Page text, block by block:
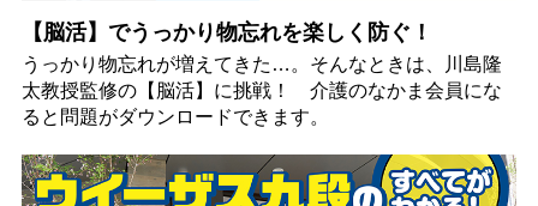
【脳活】でうっかり物忘れを楽しく防ぐ！
うっかり物忘れが増えてきた…。そんなときは、川島隆
太教授監修の【脳活】に挑戦！ 介護のなかま会員にな
ると問題がダウンロードできます。